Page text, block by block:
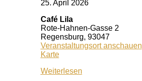
25. April 2026
Café Lila
Rote-Hahnen-Gasse 2
Regensburg, 93047
Veranstaltungsort anschauen
KarteCafé
Weiterlesen